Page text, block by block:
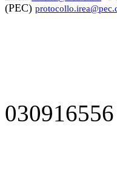
(PEC)
030916556